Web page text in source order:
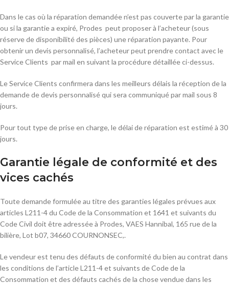
Dans le cas où la réparation demandée n’est pas couverte par la garantie
ou si la garantie a expiré, Prodes peut proposer à l’acheteur (sous
réserve de disponibilité des pièces) une réparation payante. Pour
obtenir un devis personnalisé, l’acheteur peut prendre contact avec le
Service Clients par mail en suivant la procédure détaillée ci-dessus.
Le Service Clients confirmera dans les meilleurs délais la réception de la
demande de devis personnalisé qui sera communiqué par mail sous 8
jours.
Pour tout type de prise en charge, le délai de réparation est estimé à 30
jours.
Garantie légale de conformité et des
vices cachés
Toute demande formulée au titre des garanties légales prévues aux
articles L211-4 du Code de la Consommation et 1641 et suivants du
Code Civil doit être adressée à Prodes, VAES Hannibal, 165 rue de la
bilière, Lot b07, 34660 COURNONSEC,.
Le vendeur est tenu des défauts de conformité du bien au contrat dans
les conditions de l’article L211-4 et suivants de Code de la
Consommation et des défauts cachés de la chose vendue dans les